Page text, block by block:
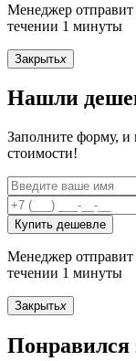
Менеджер отправит
течении 1 минуты
Закрытьx
Нашли
Заполните форму,
стоимости!
Купить дешевле
Менеджер отправит
течении 1 минуты
Закрытьx
Понравился